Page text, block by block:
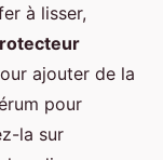
à lisser,
ajouter de la
pour
la sur